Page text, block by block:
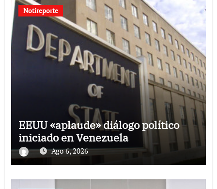
Notireporte
EEUU «aplaude» diálogo político
iniciado en Venezuela
Ago 6, 2026